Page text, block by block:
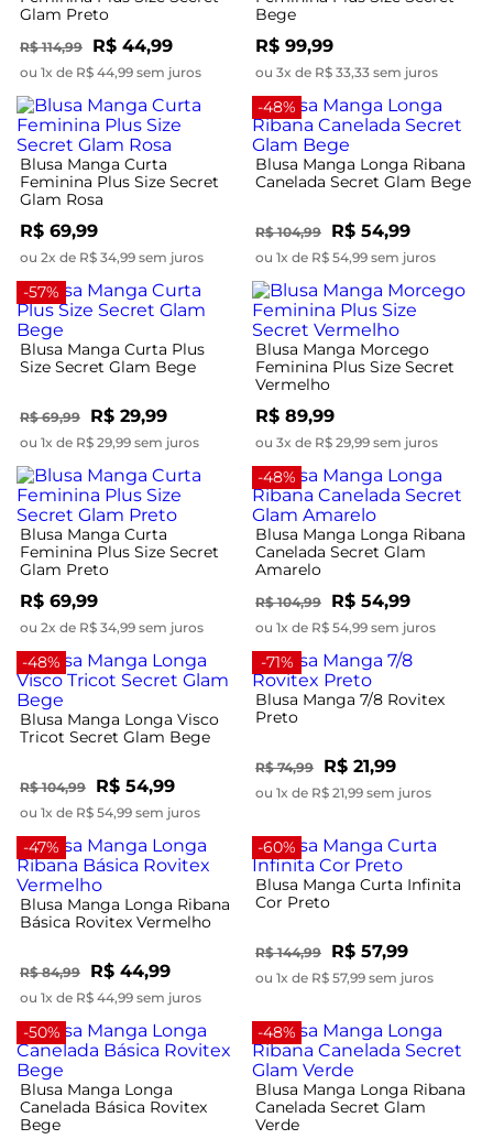
Glam Preto
R$ 114,99 R$ 44,99
ou 1x de R$ 44,99 sem juros
Bege
R$ 99,99
ou 3x de R$ 33,33 sem juros
Blusa Manga Curta
Feminina Plus Size Secret
Glam Rosa
R$ 69,99
ou 2x de R$ 34,99 sem juros
-48%
Blusa Manga Longa Ribana
Canelada Secret Glam Bege
R$ 104,99 R$ 54,99
ou 1x de R$ 54,99 sem juros
-57%
Blusa Manga Curta Plus
Size Secret Glam Bege
R$ 69,99 R$ 29,99
ou 1x de R$ 29,99 sem juros
Blusa Manga Morcego
Feminina Plus Size Secret
Vermelho
R$ 89,99
ou 3x de R$ 29,99 sem juros
Blusa Manga Curta
Feminina Plus Size Secret
Glam Preto
R$ 69,99
ou 2x de R$ 34,99 sem juros
-48%
Blusa Manga Longa Ribana
Canelada Secret Glam
Amarelo
R$ 104,99 R$ 54,99
ou 1x de R$ 54,99 sem juros
-48%
Blusa Manga Longa Visco
Tricot Secret Glam Bege
R$ 104,99 R$ 54,99
ou 1x de R$ 54,99 sem juros
-71%
Blusa Manga 7/8 Rovitex
Preto
R$ 74,99 R$ 21,99
ou 1x de R$ 21,99 sem juros
-47%
Blusa Manga Longa Ribana
Básica Rovitex Vermelho
R$ 84,99 R$ 44,99
ou 1x de R$ 44,99 sem juros
-60%
Blusa Manga Curta Infinita
Cor Preto
R$ 144,99 R$ 57,99
ou 1x de R$ 57,99 sem juros
-50%
Blusa Manga Longa
Canelada Básica Rovitex
Bege
-48%
Blusa Manga Longa Ribana
Canelada Secret Glam
Verde